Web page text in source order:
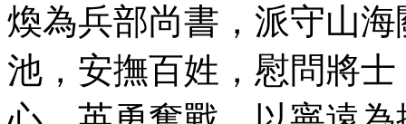
煥為兵部尚書，派守山
池，安撫百姓，慰問將